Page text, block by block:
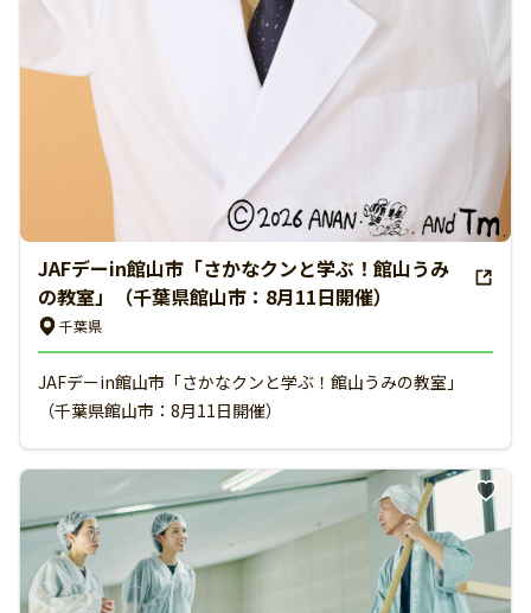
JAFデーin館山市「さかなクンと学ぶ！館山うみ
の教室」（千葉県館山市：8月11日開催）
千葉県
JAFデーin館山市「さかなクンと学ぶ！館山うみの教室」
（千葉県館山市：8月11日開催）